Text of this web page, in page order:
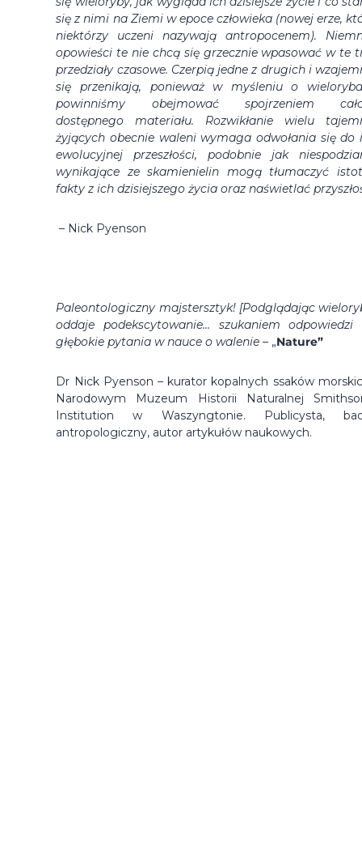
się z nimi na Ziemi w epoce człowieka (nowej erze,
niektórzy uczeni nazywają antropocenem).
opowieści te nie chcą się grzecznie wpasować w te
przedziały czasowe. Czerpią jedne z drugich i
się przenikają, ponieważ w myśleniu o
powinniśmy obejmować spojrzeniem
dostępnego materiału. Rozwikłanie wielu
żyjących obecnie waleni wymaga odwołania się do
ewolucyjnej przeszłości, podobnie jak
wynikające ze skamienielin mogą tłumaczyć
fakty z ich dzisiejszego życia oraz naświetlać
– Nick Pyenson
Paleontologiczny majstersztyk! [Podglądając
oddaje podekscytowanie… szukaniem odpowiedzi
głębokie pytania w nauce o walenie – „Nature”
Dr Nick Pyenson – kurator kopalnych ssaków
Narodowym Muzeum Historii Naturalnej
Institution w Waszyngtonie. Publicysta,
antropologiczny, autor artykułów naukowych.